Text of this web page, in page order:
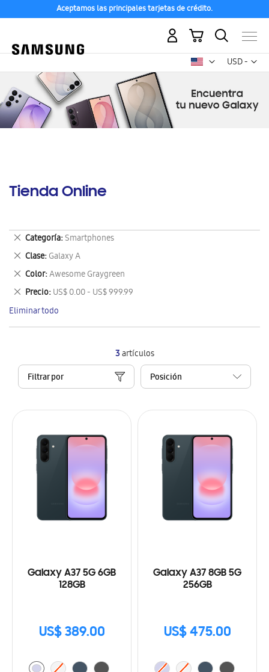
Aceptamos las principales tarjetas de crédito.
USD -
dólar
Mi carrito
Tienda Online
3artículos
Filtrar por
Galaxy A37 5G 6GB
128GB
US$ 389.00
Galaxy A37 8GB 5G
256GB
US$ 475.00
Categoría Smartphones
Eliminar
este
artículo
Clase Galaxy A
Eliminar
este
artículo
Color Awesome Graygreen
Eliminar
este
artículo
Precio US$ 0.00 - US$ 999.99
Eliminar
este
artículo
Eliminar todo